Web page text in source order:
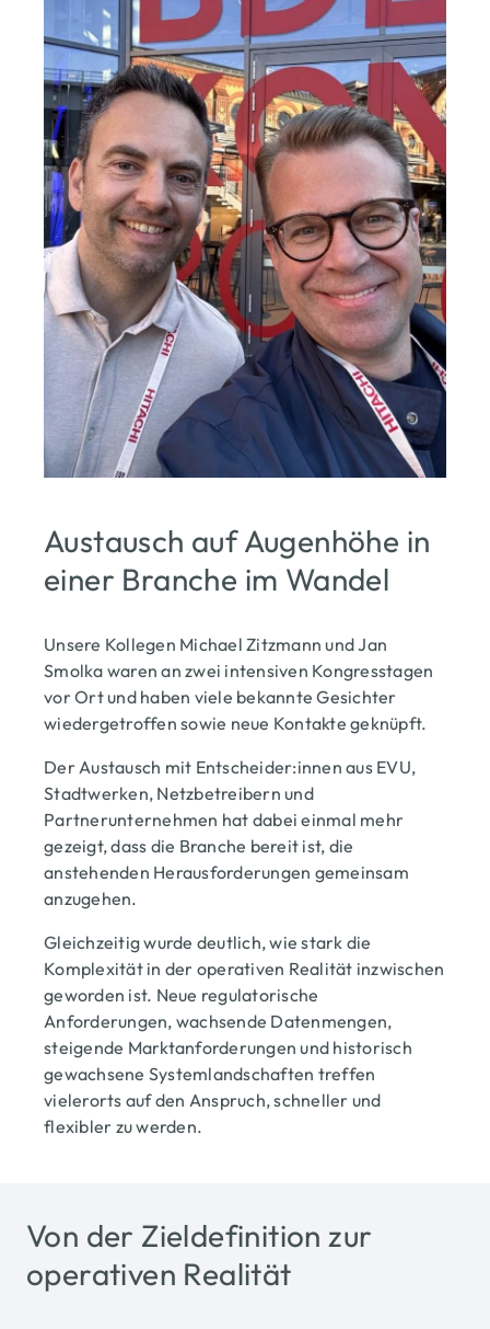
Austausch auf Augenhöhe in
einer Branche im Wandel
Unsere Kollegen Michael Zitzmann und Jan
Smolka waren an zwei intensiven Kongresstagen
vor Ort und haben viele bekannte Gesichter
wiedergetroffen sowie neue Kontakte geknüpft.
Der Austausch mit Entscheider:innen aus EVU,
Stadtwerken, Netzbetreibern und
Partnerunternehmen hat dabei einmal mehr
gezeigt, dass die Branche bereit ist, die
anstehenden Herausforderungen gemeinsam
anzugehen.
Gleichzeitig wurde deutlich, wie stark die
Komplexität in der operativen Realität inzwischen
geworden ist. Neue regulatorische
Anforderungen, wachsende Datenmengen,
steigende Marktanforderungen und historisch
gewachsene Systemlandschaften treffen
vielerorts auf den Anspruch, schneller und
flexibler zu werden.
Von der Zieldefinition zur
operativen Realität